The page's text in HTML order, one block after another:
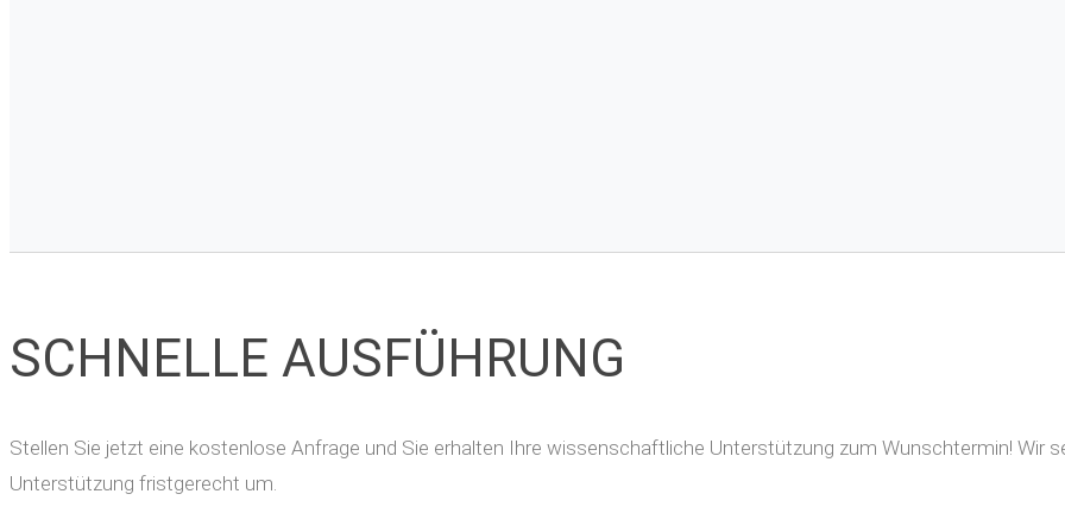
SCHNELLE AUSFÜHRUNG
Stellen Sie jetzt eine kostenlose Anfrage und Sie erhalten Ihre wissenschaftliche Unterstützung zum Wunschtermin! Wir
Unterstützung fristgerecht um.